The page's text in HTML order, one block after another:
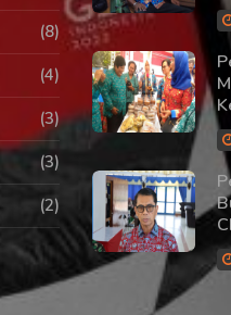
(8)
(4)
(3)
(3)
(2)